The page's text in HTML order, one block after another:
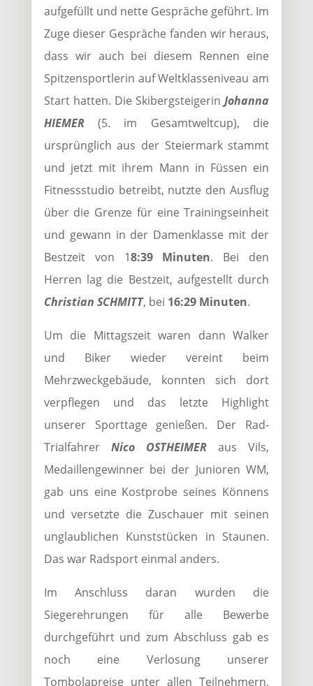
aufgefüllt und nette Gespräche geführt. Im
Zuge dieser Gespräche fanden wir heraus,
dass wir auch bei diesem Rennen eine
Spitzensportlerin auf Weltklasseniveau am
Start hatten. Die SkibergsteigerinJohanna
HIEMER(5. im Gesamtweltcup), die
ursprünglich aus der Steiermark stammt
und jetzt mit ihrem Mann in Füssen ein
Fitnessstudio betreibt, nutzte den Ausflug
über die Grenze für eine Trainingseinheit
und gewann in der Damenklasse mit der
Bestzeit von 18:39 Minuten. Bei den
Herren lag die Bestzeit, aufgestellt durch
Christian SCHMITT, bei 16:29 Minuten.
Um die Mittagszeit waren dann Walker
und Biker wieder vereint beim
Mehrzweckgebäude, konnten sich dort
verpflegen und das letzte Highlight
unserer Sporttage genießen. Der Rad-
Trialfahrer Nico OSTHEIMER aus Vils,
Medaillengewinner bei der Junioren WM,
gab uns eine Kostprobe seines Könnens
und versetzte die Zuschauer mit seinen
unglaublichen Kunststücken in Staunen.
Das war Radsport einmal anders.
Im Anschluss daran wurden die
Siegerehrungen für alle Bewerbe
durchgeführt und zum Abschluss gab es
noch eine Verlosung unserer
Tombolapreise unter allen Teilnehmern.